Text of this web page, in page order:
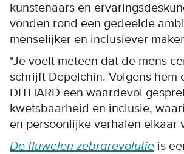
kunstenaars en
vonden rond een gedeelde
menselijker en inclusiever
"Je voelt meteen dat de mens
schrijft Depelchin. Volgens hem
DITHARD een waardevol
kwetsbaarheid en inclusie,
en persoonlijke verhalen elkaar
De fluwelen zebrarevolutie is